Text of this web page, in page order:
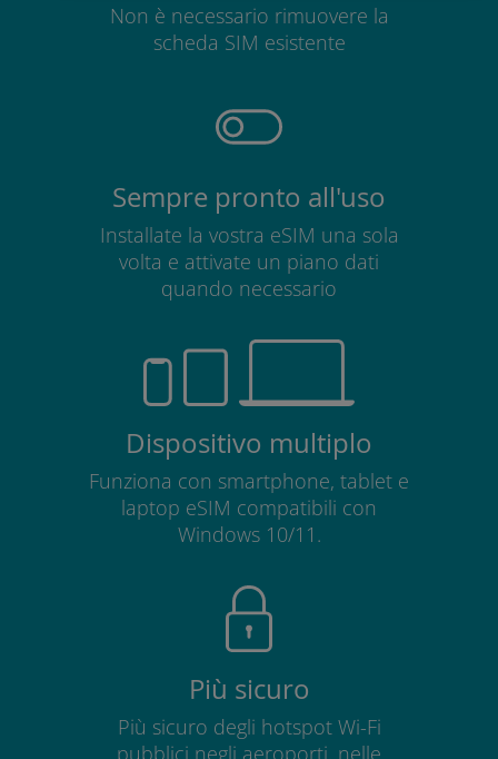
Non è necessario rimuovere la
scheda SIM esistente
Sempre pronto all'uso
Installate la vostra eSIM una sola
volta e attivate un piano dati
quando necessario
Dispositivo multiplo
Funziona con smartphone, tablet e
laptop eSIM compatibili con
Windows 10/11.
Più sicuro
Più sicuro degli hotspot Wi-Fi
pubblici negli aeroporti, nelle